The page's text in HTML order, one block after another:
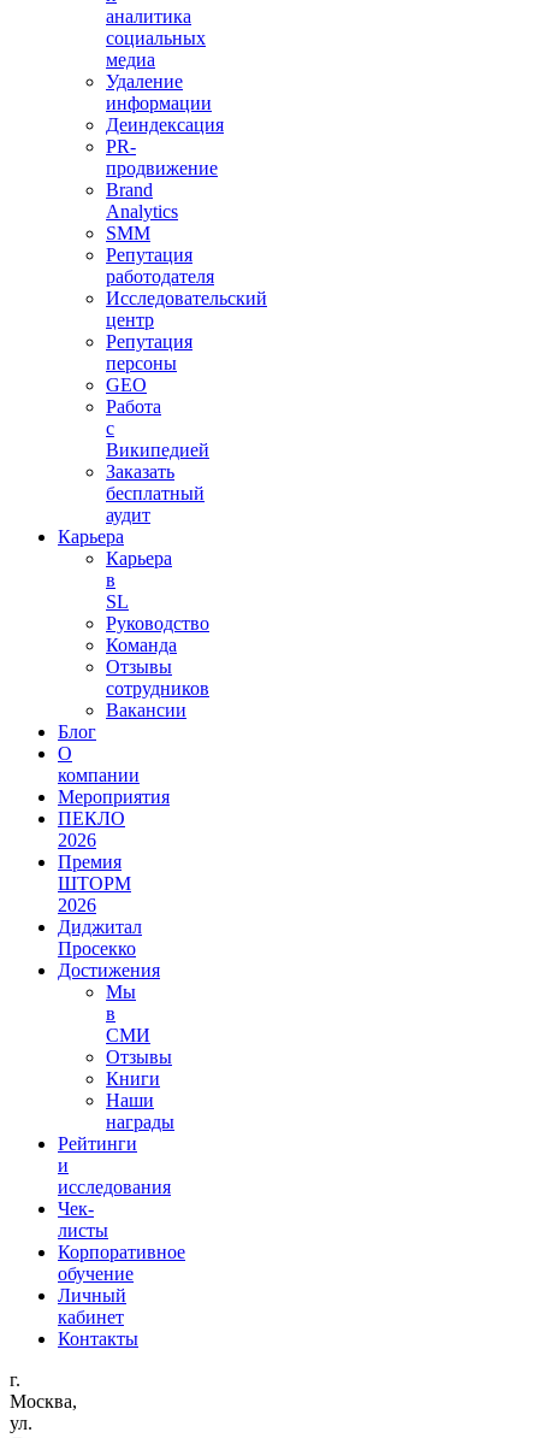
аналитика
социальных
медиа
Удаление
информации
Деиндексация
PR-
продвижение
Brand
Analytics
SMM
Репутация
работодателя
Исследовательский
центр
Репутация
персоны
GEO
Работа
с
Википедией
Заказать
бесплатный
аудит
Карьера
Карьера
в
SL
Руководство
Команда
Отзывы
сотрудников
Вакансии
Блог
О
компании
Мероприятия
ПЕКЛО
2026
Премия
ШТОРМ
2026
Диджитал
Просекко
Достижения
Мы
в
СМИ
Отзывы
Книги
Наши
награды
Рейтинги
и
исследования
Чек-
листы
Корпоративное
обучение
Личный
кабинет
Контакты
г.
Москва,
ул.